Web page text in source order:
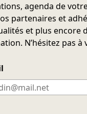
agenda de
partenaires et
et plus encore
N’hésitez pas à